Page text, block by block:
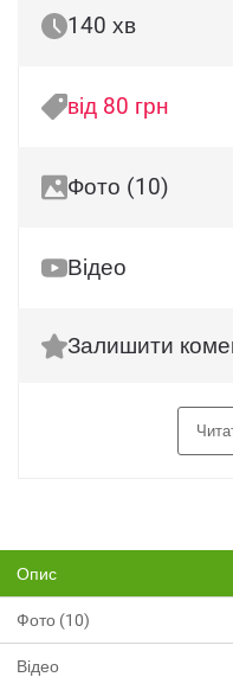
140 хв
від 80 грн
Фото (10)
Відео
Залишити
Опис
Фото (10)
Відео